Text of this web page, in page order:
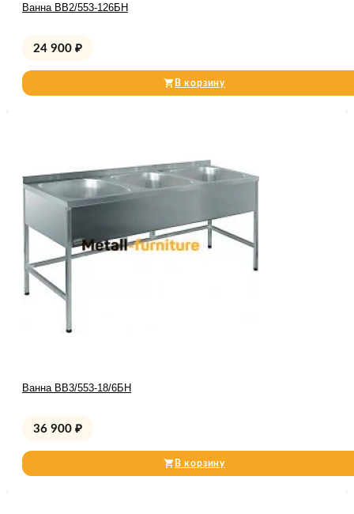
Ванна ВВ2/553-126БН
24 900 ₽
В корзину
Ванна ВВ3/553-18/6БН
36 900 ₽
В корзину